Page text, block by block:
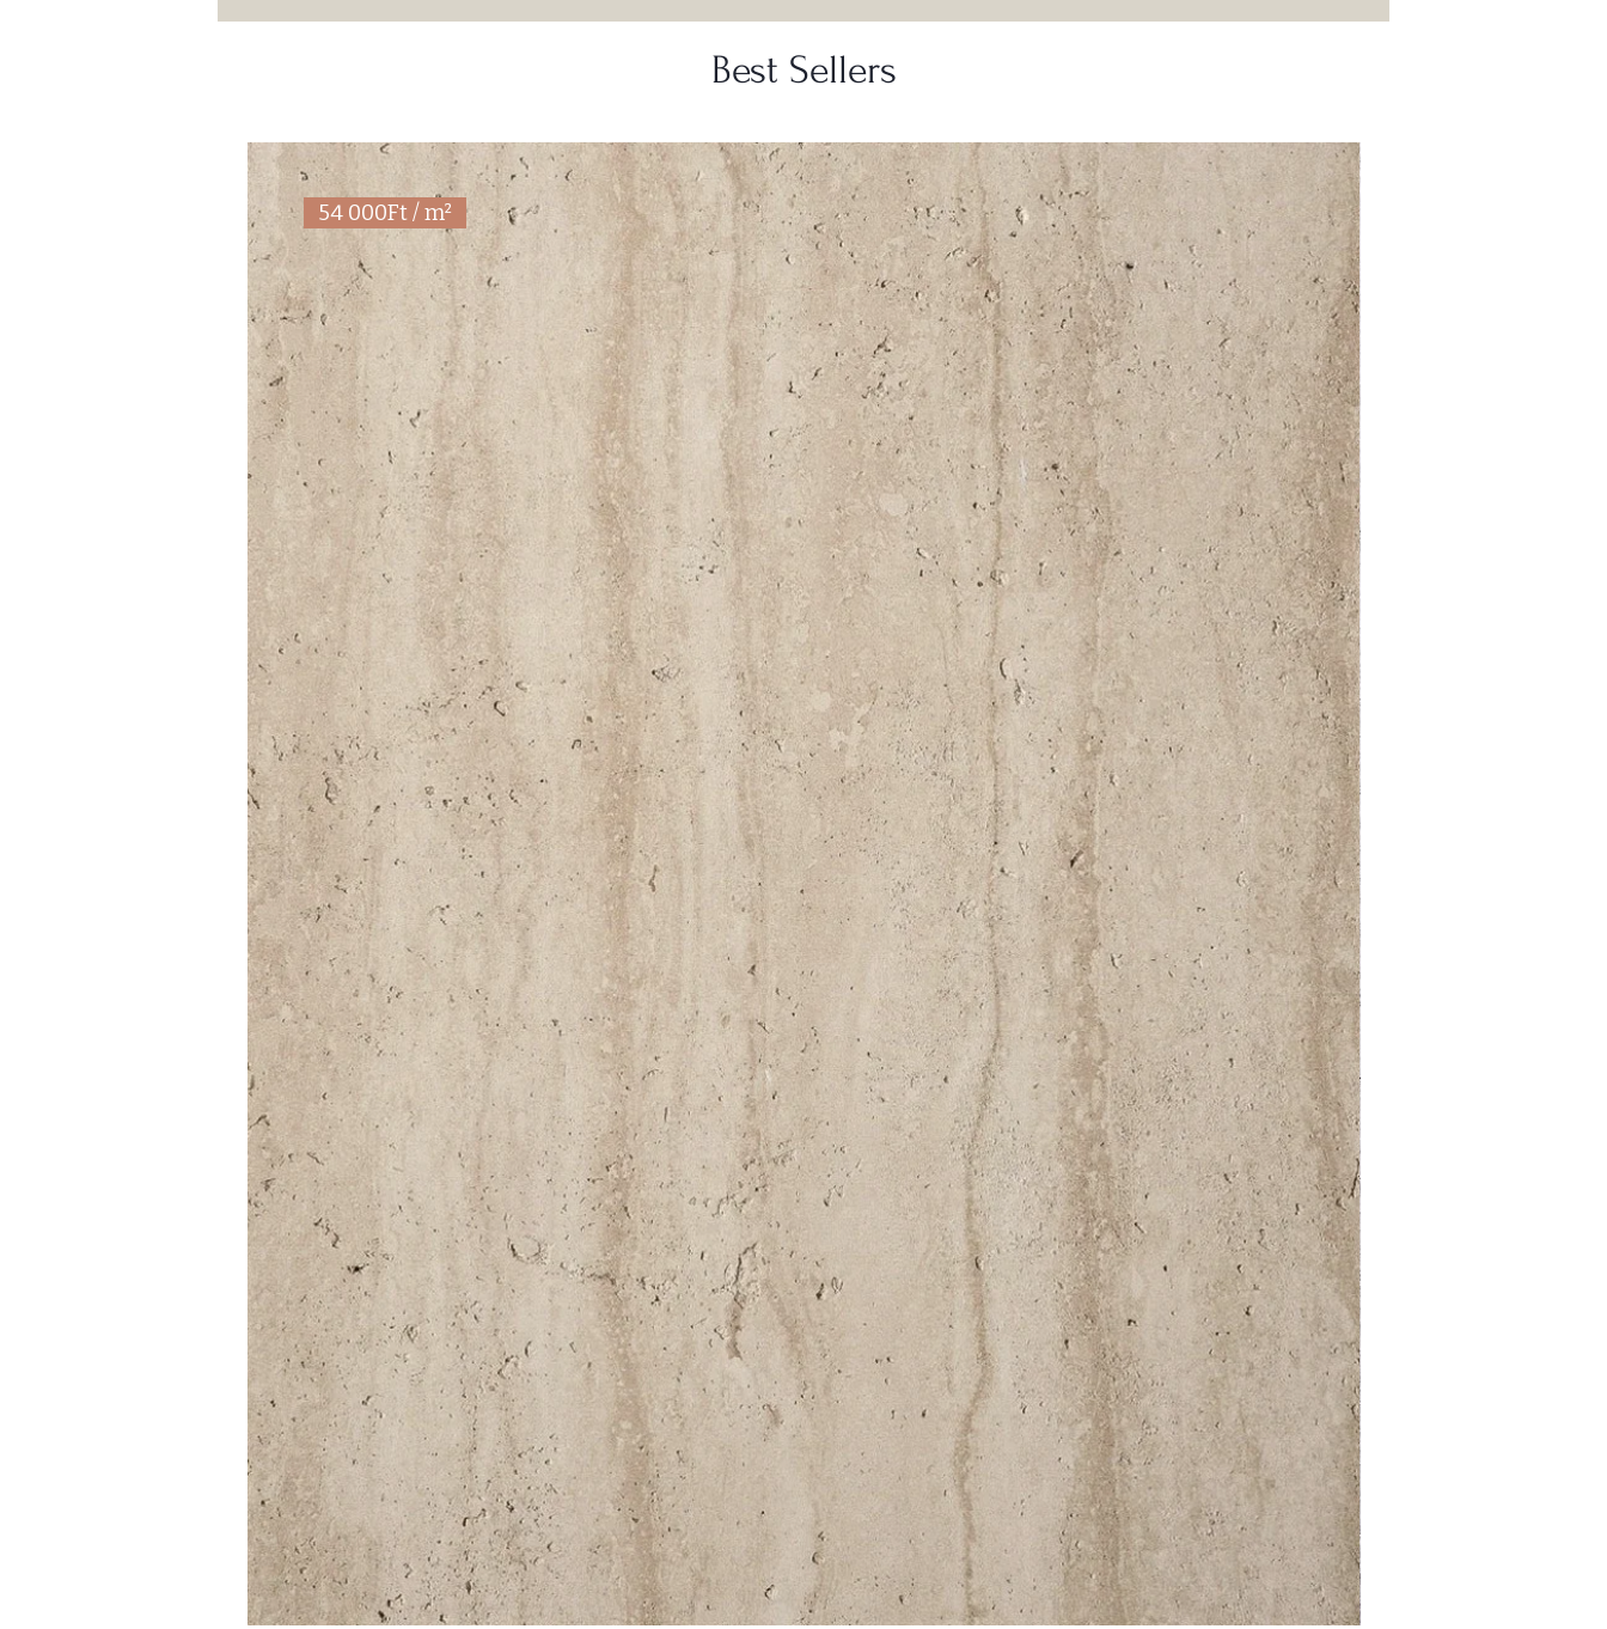
Best Sellers
54 000Ft / m²